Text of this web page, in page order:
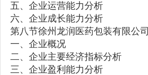
五、企业运营能力分析
六、企业成长能力分析
第八节徐州龙润医药包装有限公司
一、企业概况
二、企业主要经济指标分析
三、企业盈利能力分析